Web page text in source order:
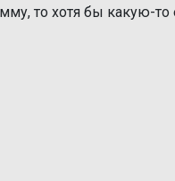
то хотя бы какую-то